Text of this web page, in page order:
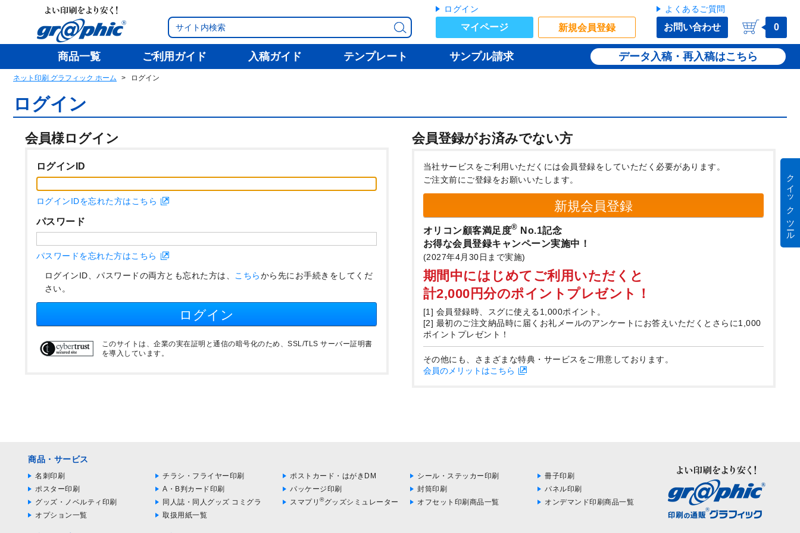
ログイン
マイページ 新規会員登録
よくあるご質問
お問い合わせ 0
商品一覧 ご利用ガイド 入稿ガイド テンプレート サンプル請求 データ入稿・再入稿
ネット印刷 グラフィック ホーム ログイン
ログイン
会員様ログイン 会員登録がお済みでない方
ログインID
ログインIDを忘れた方はこちら
パスワード
パスワードを忘れた方はこちら
ログインID、パスワードの両方とも忘れた方は、 こちらから先にお手続きをしてくだ
さい。
ログイン
このサイトは、企業の実在証明と通信の暗号化のため、SSL/TLS サーバー証明書
を導入しています。
当社サービスをご利用いただくには会員登録をしていただく必要があります。
ご注文前にご登録をお願いいたします。
新規会員登録
オリコン顧客満足度® No.1記念
お得な会員登録キャンペーン実施中！
(2027年4月30日まで実施)
期間中にはじめてご利用いただくと
計2,000円分のポイントプレゼント！
[1] 会員登録時、スグに使える1,000ポイント。
[2] 最初のご注文納品時に届くお礼メールのアンケートにお答えいただくとさらに1,000
ポイントプレゼント！
その他にも、さまざまな特典・サービスをご用意しております。
会員のメリットはこちら
商品・サービス
名刺印刷 チラシ・フライヤー印刷 ポストカード・はがきDM シール・ステッカー印刷
冊子印刷
ポスター印刷
A・B判カード印刷 パッケージ印刷 封筒印刷
パネル印刷
グッズ・ノベルティ印刷
同人誌・同人グッズ コミグラ スマプリ ®グッズシミュレーター オフセット印刷商品一覧
オンデマンド印刷商品一覧
オプション一覧
取扱用紙一覧
クイック ツール